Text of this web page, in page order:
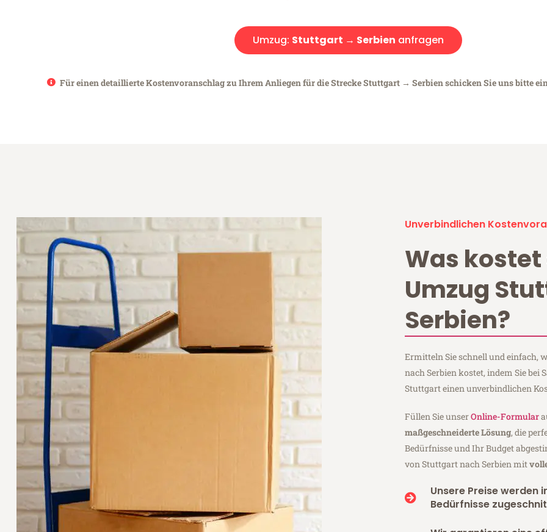
Umzug: Stuttgart → Serbien anfragen
Für einen detaillierte Kostenvoranschlag zu Ihrem Anliegen für die Strecke Stuttgart → Serbien schicken Sie uns bitte
Unverbindlichen
Was kostet
Umzug
Serbien?
Ermitteln Sie schnell und einfach,
nach Serbien kostet, indem Sie bei
Stuttgart einen unverbindlichen
Füllen Sie unserOnline-Formular
maßgeschneiderte Lösung, die
Bedürfnisse und Ihr Budget
von Stuttgart nach Serbien mit
Unsere Preise werden
Bedürfnisse